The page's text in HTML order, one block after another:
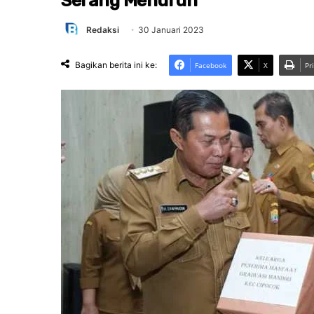
Redaksi 30 Januari 2023
Bagikan berita ini ke: Facebook X